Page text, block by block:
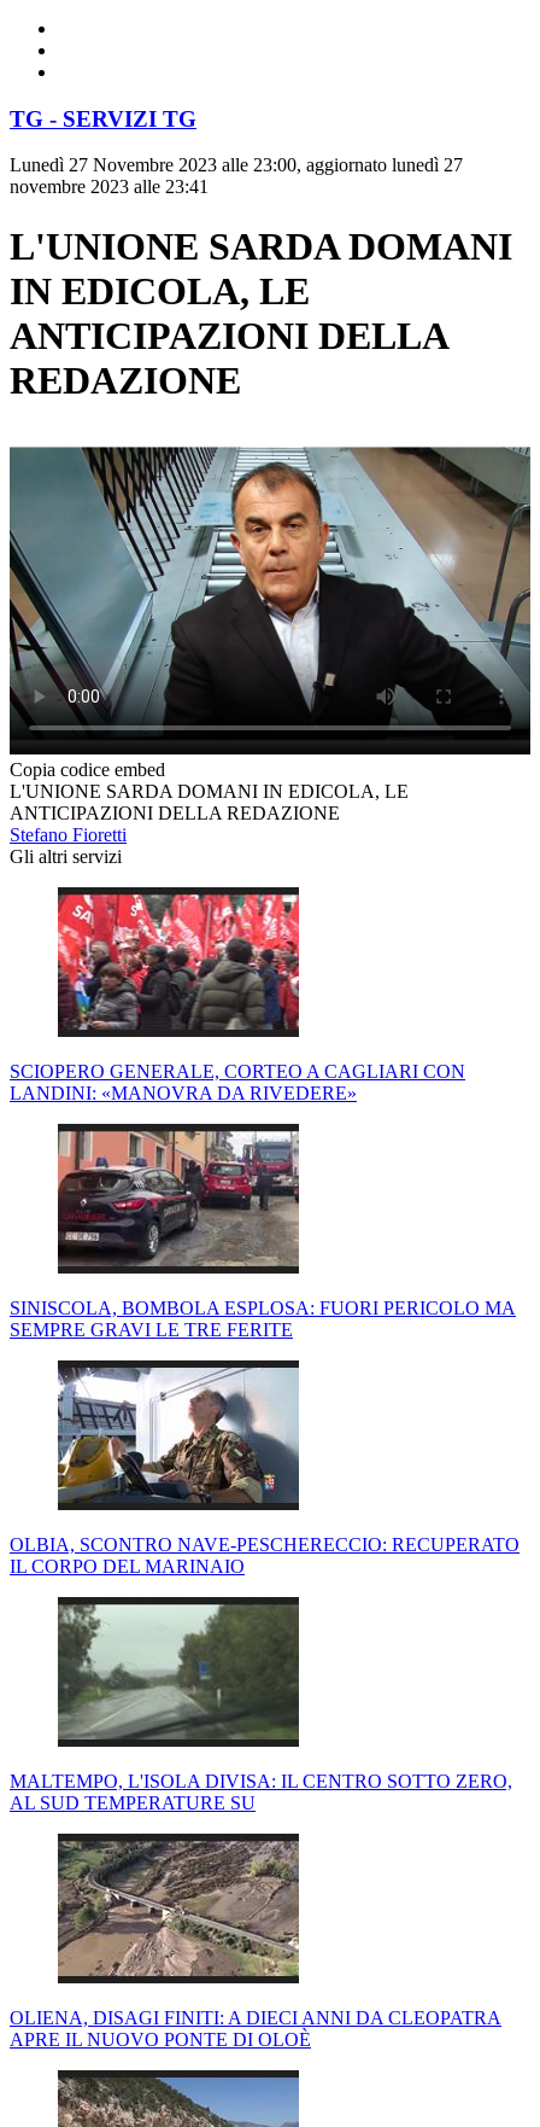
TG - SERVIZI TG
Lunedì 27 Novembre 2023 alle 23:00, aggiornato lunedì 27
novembre 2023 alle 23:41
L'UNIONE SARDA DOMANI
IN EDICOLA, LE
ANTICIPAZIONI DELLA
REDAZIONE
Copia codice embed
L'UNIONE SARDA DOMANI IN EDICOLA, LE
ANTICIPAZIONI DELLA REDAZIONE
Stefano Fioretti
Gli altri servizi
SCIOPERO GENERALE, CORTEO A CAGLIARI CON
LANDINI: «MANOVRA DA RIVEDERE»
SINISCOLA, BOMBOLA ESPLOSA: FUORI PERICOLO MA
SEMPRE GRAVI LE TRE FERITE
OLBIA, SCONTRO NAVE-PESCHERECCIO: RECUPERATO
IL CORPO DEL MARINAIO
MALTEMPO, L'ISOLA DIVISA: IL CENTRO SOTTO ZERO,
AL SUD TEMPERATURE SU
OLIENA, DISAGI FINITI: A DIECI ANNI DA CLEOPATRA
APRE IL NUOVO PONTE DI OLOÈ